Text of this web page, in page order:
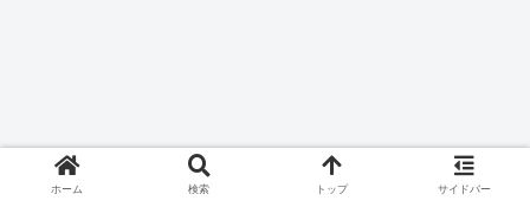
ホーム 検索 トップ サイドバー